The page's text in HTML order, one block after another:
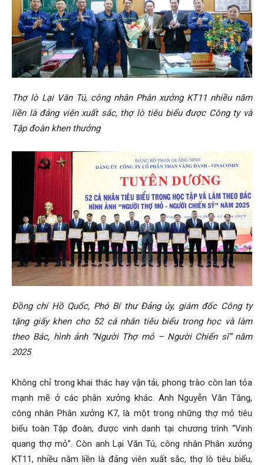
Thợ lò Lại Văn Tú, công nhân Phân xưởng KT11 nhiều năm
liền là đảng viên xuất sắc, thợ lò tiêu biểu được Công ty và
Tập đoàn khen thưởng
Đồng chí Hồ Quốc, Phó Bí thư Đảng ủy, giám đốc Công ty
tặng giấy khen cho 52 cá nhân tiêu biểu trong học và làm
theo Bác, hình ảnh “Người Thợ mỏ – Người Chiến sĩ” năm
2025
Không chỉ trong khai thác hay vận tải, phong trào còn lan tỏa
mạnh mẽ ở các phân xưởng khác. Anh Nguyễn Văn Tăng,
công nhân Phân xưởng K7, là một trong những thợ mỏ tiêu
biểu toàn Tập đoàn, được vinh danh tại chương trình “Vinh
quang thợ mỏ”. Còn anh Lại Văn Tú, công nhân Phân xưởng
KT11, nhiều năm liền là đảng viên xuất sắc, thợ lò tiêu biểu,